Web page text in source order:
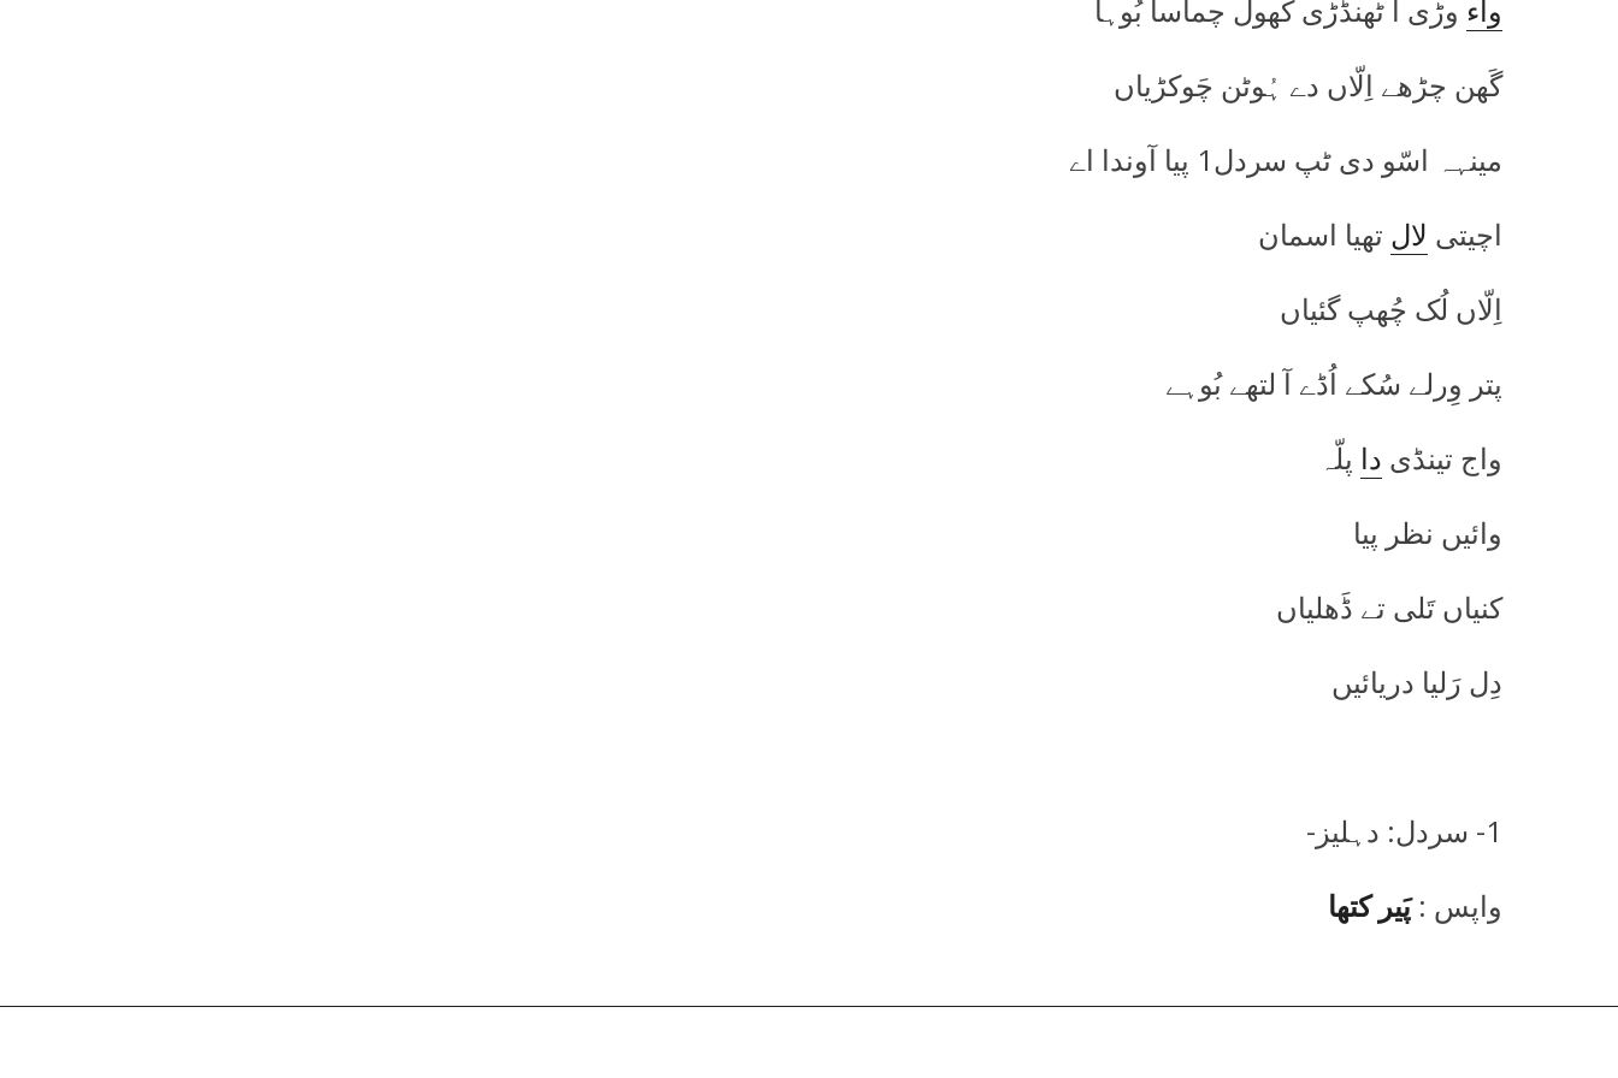
واء وڑی آ ٹھنڈڑی کھول چماسا بُوہا
گَھن چڑھے اِلّاں دے ہُوٹن چَوکڑیاں
مینہہ اسّو دی ٹپ سردل1 پیا آوندا اے
اچیتی لال تھیا اسمان
اِلّاں لُک چُھپ گئیاں
پتر وِرلے سُکے اُڈے آ لتھے بُوہے
واج تینڈی دا پلّہ
وائیں نظر پیا
کنیاں تَلی تے ڈَھلیاں
دِل رَلیا دریائیں
1- سردل: دہلیز-
واپس :پَیر کتھا